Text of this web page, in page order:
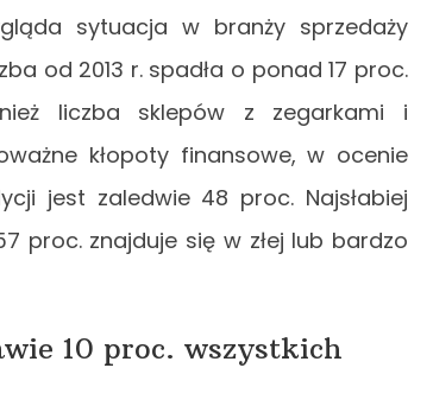
sytuacja w branży sprzedaży
od 2013 r. spadła o ponad 17 proc.
liczba sklepów z zegarkami i
kłopoty finansowe, w ocenie
jest zaledwie 48 proc. Najsłabiej
proc. znajduje się w złej lub bardzo
10 proc. wszystkich